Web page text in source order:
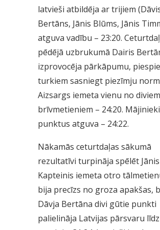
latvieši atbildēja ar trijiem
Bertāns, Jānis Blūms, Jānis
atguva vadību – 23:20.
pēdējā uzbrukumā Dairis
izprovocēja pārkāpumu,
turkiem sasniegt piezīmju
Aizsargs iemeta vienu no diviem
brīvmetieniem – 24:20.
punktus atguva – 24:22.
Nākamās ceturtdaļas sākumā
rezultatīvi turpināja spēlēt
Kapteinis iemeta otro
bija precīzs no groza apakšas,
Dāvja Bertāna divi gūtie punkti
palielināja Latvijas pārsvaru